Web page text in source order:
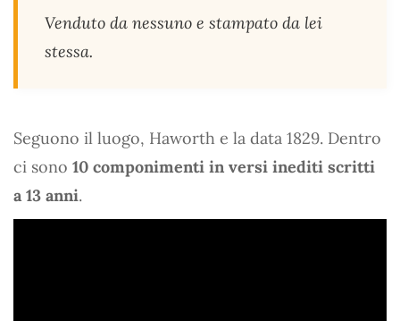
Venduto da nessuno e stampato da lei
stessa.
Seguono il luogo, Haworth e la data 1829. Dentro
ci sono 10 componimenti in versi inediti scritti
a 13 anni.